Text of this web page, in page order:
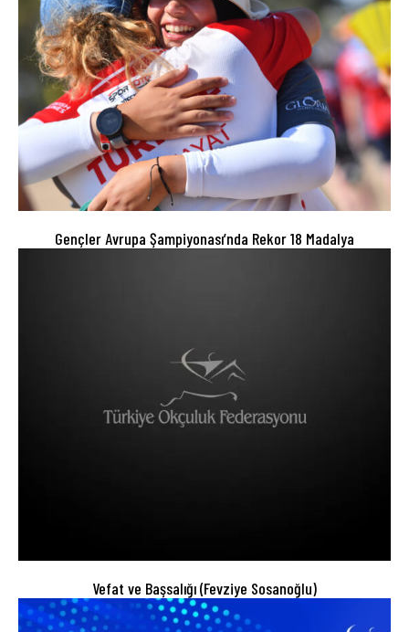
Gençler Avrupa Şampiyonası’nda Rekor 18 Madalya
Vefat ve Başsalığı (Fevziye Sosanoğlu)